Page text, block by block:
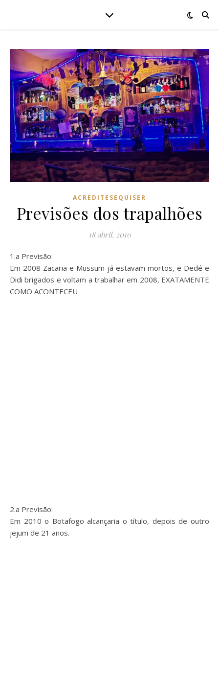
ACREDITESEQUISER
Previsões dos trapalhões
18 abril, 2010
1.a Previsão:
Em 2008 Zacaria e Mussum já estavam mortos, e Dedé e
Didi brigados e voltam a trabalhar em 2008, EXATAMENTE
COMO ACONTECEU
2.a Previsão:
Em 2010 o Botafogo alcançaria o título, depois de outro
jejum de 21 anos.